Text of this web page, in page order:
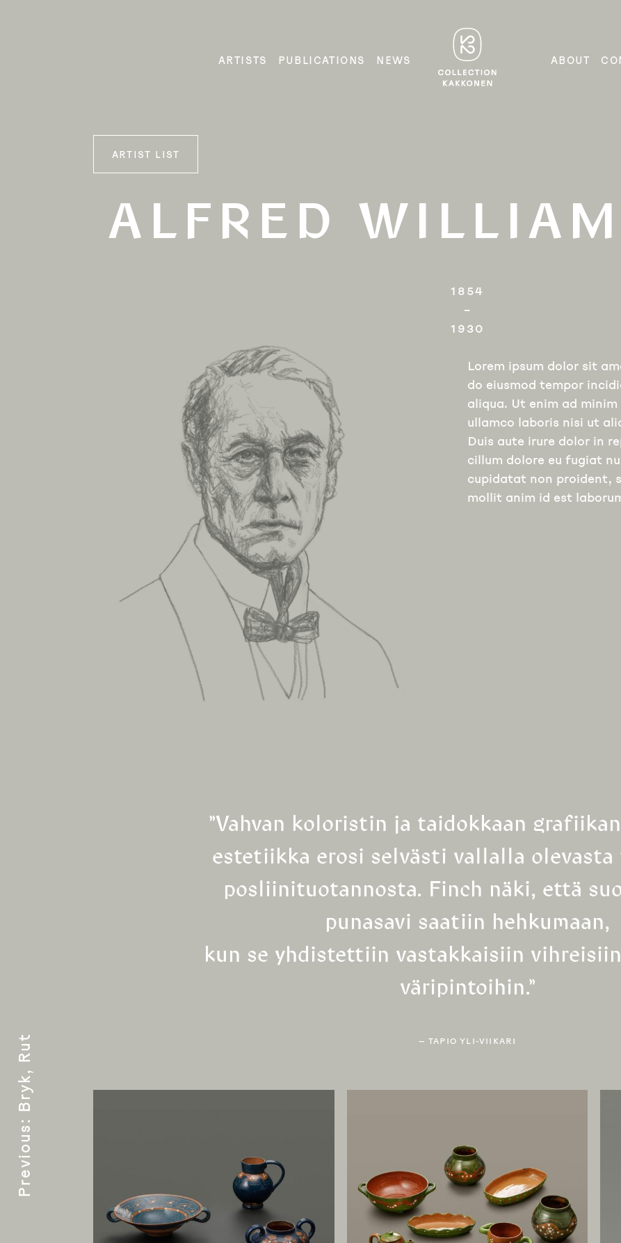
COLLECTION
KAKKONEN
Masters of
Glass and
ARTISTS PUBLICATIONS NEWS ABOUT
ARTIST LIST
ALFRED
1854
–
1930
Lorem ipsum dolor sit
do eiusmod tempor
aliqua. Ut enim ad
ullamco laboris nisi ut
Duis aute irure dolor in
cillum dolore eu fugiat
cupidatat non proident,
mollit anim id est
”Vahvan koloristin ja taidokkaan
estetiikka erosi selvästi vallalla
posliinituotannosta. Finch näki, että
punasavi saatiin hehkumaan,
kun se yhdistettiin vastakkaisiin
väripintoihin.”
TAPIO YLI-VIIKARI
Previous
:
Bryk, Rut